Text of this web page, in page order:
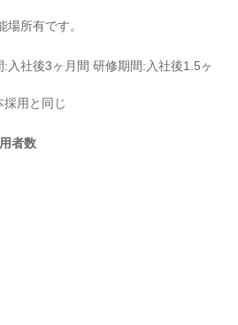
所有です。
入社後3ヶ月間 研修期間:入社後1.5ヶ
者数